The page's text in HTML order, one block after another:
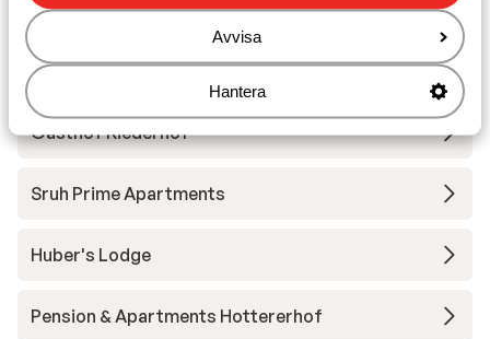
Avvisa
Hantera
Andra boenden i Zillertal Arena
s' Anderl Apparthaus
Gasthof Riederhof
Sruh Prime Apartments
Huber's Lodge
Pension & Apartments Hottererhof